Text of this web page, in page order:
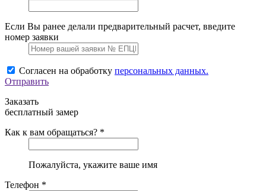
Если Вы ранее делали предварительный расчет, введите
номер заявки
Согласен на обработку персональных данных.
Отправить
Заказать
бесплатный замер
Как к вам обращаться? *
Пожалуйста, укажите ваше имя
Телефон *